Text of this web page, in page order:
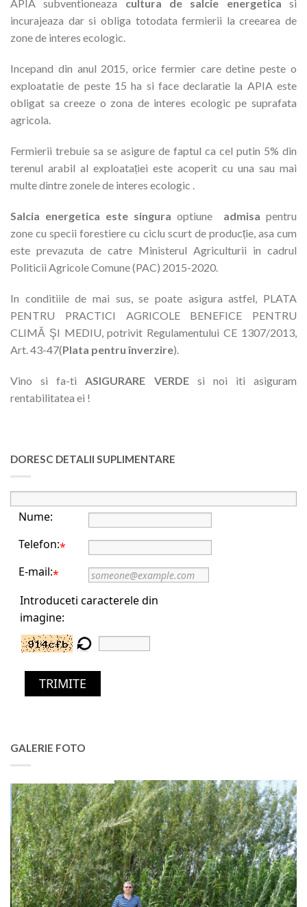
APIA subventioneaza cultura de salcie energetica si
incurajeaza dar si obliga totodata fermierii la creearea de
zone de interes ecologic.
Incepand din anul 2015, orice fermier care detine peste o
exploatatie de peste 15 ha si face declaratie la APIA este
obligat sa creeze o zona de interes ecologic pe suprafata
agricola.
Fermierii trebuie sa se asigure de faptul ca cel putin 5% din
terenul arabil al exploatației este acoperit cu una sau mai
multe dintre zonele de interes ecologic .
Salcia energetica este singura optiune admisa pentru
zone cu specii forestiere cu ciclu scurt de producție, asa cum
este prevazuta de catre Ministerul Agriculturii in cadrul
Politicii Agricole Comune (PAC) 2015-2020.
In conditiile de mai sus, se poate asigura astfel, PLATA
PENTRU PRACTICI AGRICOLE BENEFICE PENTRU
CLIMĂ ŞI MEDIU, potrivit Regulamentului CE 1307/2013,
Art. 43-47(Plata pentru înverzire).
Vino si fa-tiASIGURARE VERDEsi noi iti asiguram
rentabilitatea ei !
DORESC DETALII SUPLIMENTARE
Nume:
Telefon:*
E-mail:*
Introduceti caracterele din
imagine:
TRIMITE
GALERIE FOTO